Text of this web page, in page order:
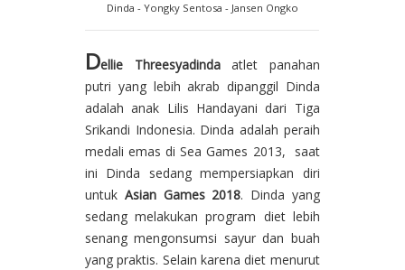
Dinda - Yongky Sentosa - Jansen Ongko
Dellie Threesyadindaatlet panahan
putri yang lebih akrab dipanggil Dinda
adalah anak Lilis Handayani dari Tiga
Srikandi Indonesia. Dinda adalah peraih
medali emas di Sea Games 2013, saat
ini Dinda sedang mempersiapkan diri
untuk Asian Games 2018. Dinda yang
sedang melakukan program diet lebih
senang mengonsumsi sayur dan buah
yang praktis. Selain karena diet menurut